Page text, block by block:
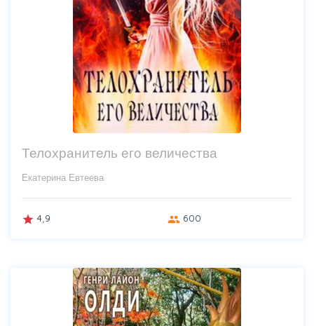
Телохранитель его величества
Екатерина Евтеева
grade 4,9 group 600